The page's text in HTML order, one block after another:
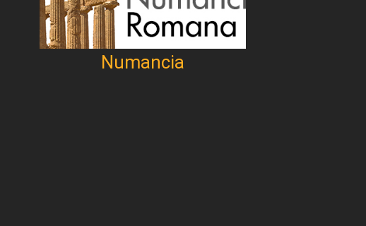
Numancia